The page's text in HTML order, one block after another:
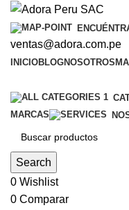
ventas@adora.com.pe
INICIOBLOGNOSOTROS
MARCAS
Search
0 Wishlist
0 Comparar